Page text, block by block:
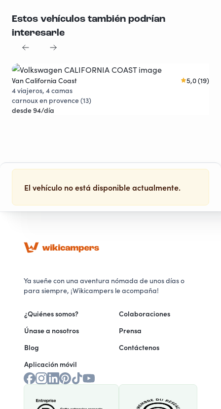
Estos vehículos también podrían
interesarle
Joya viajera
Van California Coast
5,0 (19)
4 viajeros, 4 camas
carnoux en provence (13)
desde 94/día
El vehículo no está disponible actualmente.
Ya sueñe con una aventura nómada de unos días o
para siempre, ¡Wikicampers le acompaña!
¿Quiénes somos?
Únase a nosotros
Blog
Aplicación móvil
Colaboraciones
Prensa
Contáctenos